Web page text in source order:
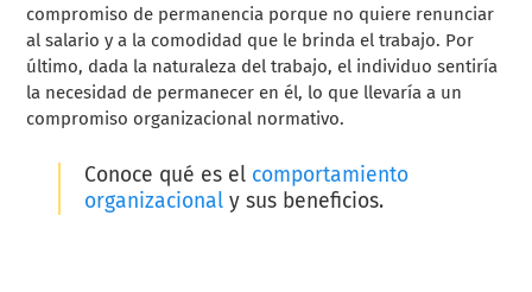
compromiso de permanencia porque no quiere renunciar
al salario y a la comodidad que le brinda el trabajo. Por
último, dada la naturaleza del trabajo, el individuo sentiría
la necesidad de permanecer en él, lo que llevaría a un
compromiso organizacional normativo.
Conoce qué es el comportamiento
organizacionaly sus beneficios.